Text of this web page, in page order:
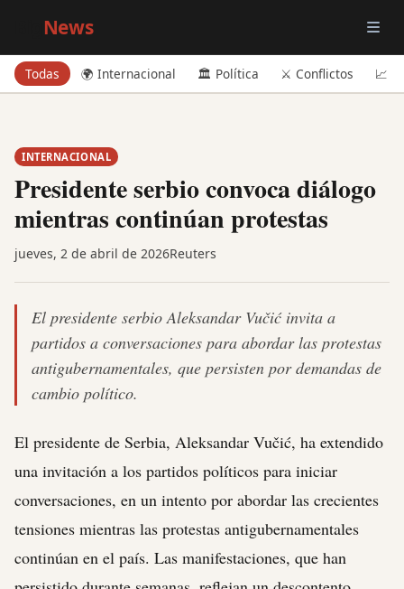
News
Todas 🌍 Internacional 🏛️ Política ⚔️ Conflictos 📈
INTERNACIONAL
Presidente serbio convoca diálogo
mientras continúan protestas
jueves, 2 de abril de 2026Reuters
El presidente serbio Aleksandar Vučić invita a
partidos a conversaciones para abordar las protestas
antigubernamentales, que persisten por demandas de
cambio político.
El presidente de Serbia, Aleksandar Vučić, ha extendido
una invitación a los partidos políticos para iniciar
conversaciones, en un intento por abordar las crecientes
tensiones mientras las protestas antigubernamentales
continúan en el país. Las manifestaciones, que han